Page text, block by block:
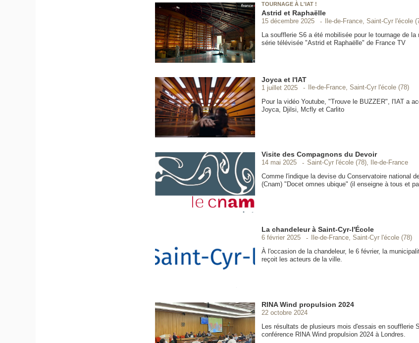
TOURNAGE À L'IAT !
Astrid et Raphaëlle
15 décembre 2025
Ile-de-France, Saint-Cyr l'école
La soufflerie S6 a été mobilisée pour le tournage de
série télévisée "Astrid et Raphaëlle" de France TV
Joyca et l'IAT
1 juillet 2025
Ile-de-France, Saint-Cyr l'école (78)
Pour la vidéo Youtube, "Trouve le BUZZER", l'IAT a
Joyca, Djilsi, Mcfly et Carlito
Visite des Compagnons du Devoir
14 mai 2025
Saint-Cyr l'école (78), Ile-de-France
Comme l'indique la devise du Conservatoire national
(Cnam) "Docet omnes ubique" (il enseigne à tous et
La chandeleur à Saint-Cyr-l'École
6 février 2025
Ile-de-France, Saint-Cyr l'école (78)
À l'occasion de la chandeleur, le 6 février, la
reçoit les acteurs de la ville.
RINA Wind propulsion 2024
22 octobre 2024
Les résultats de plusieurs mois d'essais en soufflerie
conférence RINA Wind propulsion 2024 à Londres.